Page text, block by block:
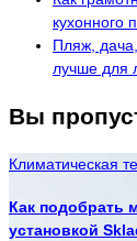
кухонного
Пляж,
лучше для
Вы
Климатическая
Как подобрать
установкой